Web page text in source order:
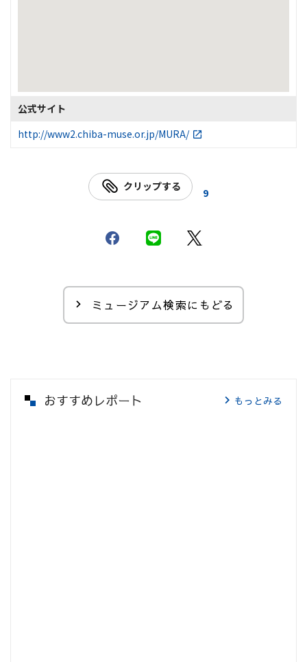
公式サイト
http://www2.chiba-muse.or.jp/MURA/
クリップする 9
ミュージアム検索にもどる
おすすめレポート もっとみる